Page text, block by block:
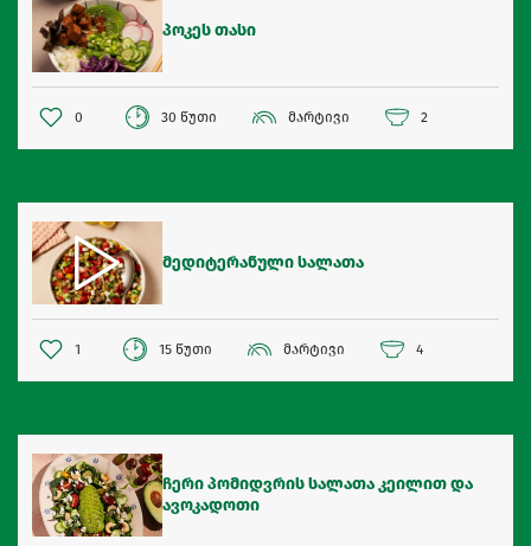
პოკეს თასი
0 30 წუთი მარტივი 2
მედიტერანული სალათა
1 15 წუთი მარტივი 4
ჩერი პომიდვრის სალათა კეილით და
ავოკადოთი